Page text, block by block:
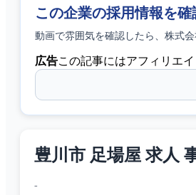
この企業の採用情報を確
動画で雰囲気を確認したら、 株式会
広告この記事にはアフィリエイ
豊川市 足場屋 求人
-